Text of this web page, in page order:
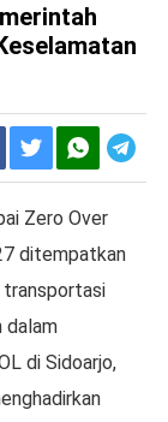
Zero Over
ditempatkan
transportasi
dalam
di Sidoarjo,